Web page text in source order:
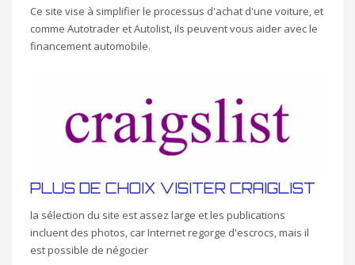
Ce site vise à simplifier le processus d'achat d'une voiture, et
comme Autotrader et Autolist, ils peuvent vous aider avec le
financement automobile.
PLUS DE CHOIX VISITER CRAIGLIST
la sélection du site est assez large et les publications
incluent des photos, car Internet regorge d'escrocs, mais il
est possible de négocier